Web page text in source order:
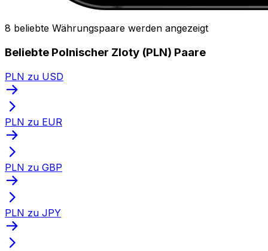
8 beliebte Währungspaare werden angezeigt
Beliebte Polnischer Zloty (PLN) Paare
PLN zu USD
PLN zu EUR
PLN zu GBP
PLN zu JPY